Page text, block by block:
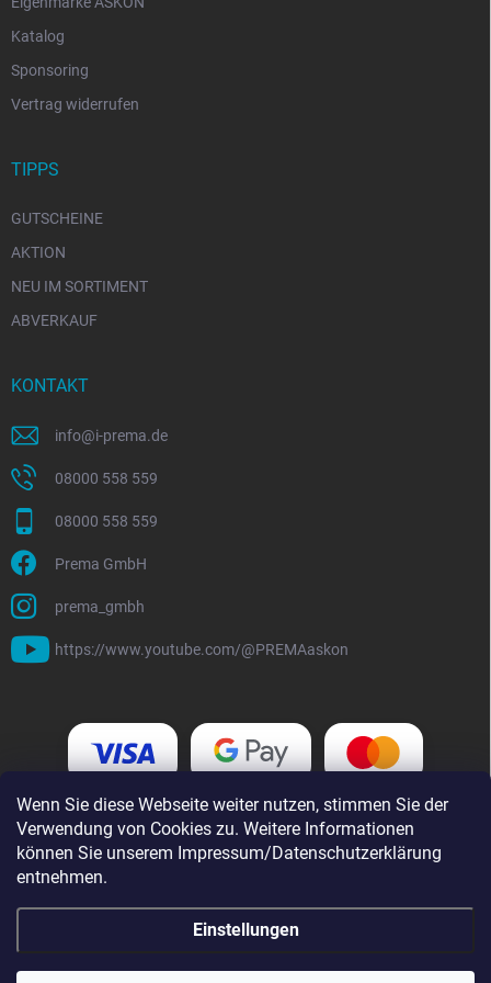
Wenn Sie diese Webseite weiter nutzen, stimmen Sie der
Verwendung von Cookies zu. Weitere Informationen
können Sie unserem Impressum/Datenschutzerklärung
entnehmen.
Einstellungen
Katalog
Sponsoring
Vertrag widerrufen
TIPPS
GUTSCHEINE
AKTION
NEU IM SORTIMENT
ABVERKAUF
KONTAKT
info@i-prema.de
08000 558 559
08000 558 559
Prema GmbH
prema_gmbh
https://www.youtube.com/@PREMAaskon